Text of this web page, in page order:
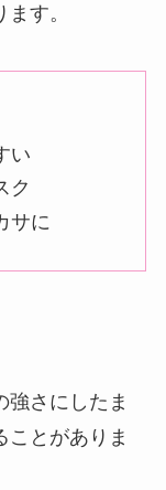
す。
い
ク
サに
強さにしたま
ことがありま